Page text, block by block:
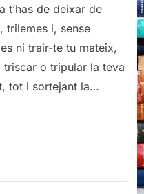
t’has de deixar de
trilemes i, sense
ni trair-te tu mateix,
triscar o tripular la teva
tot i sortejant la…